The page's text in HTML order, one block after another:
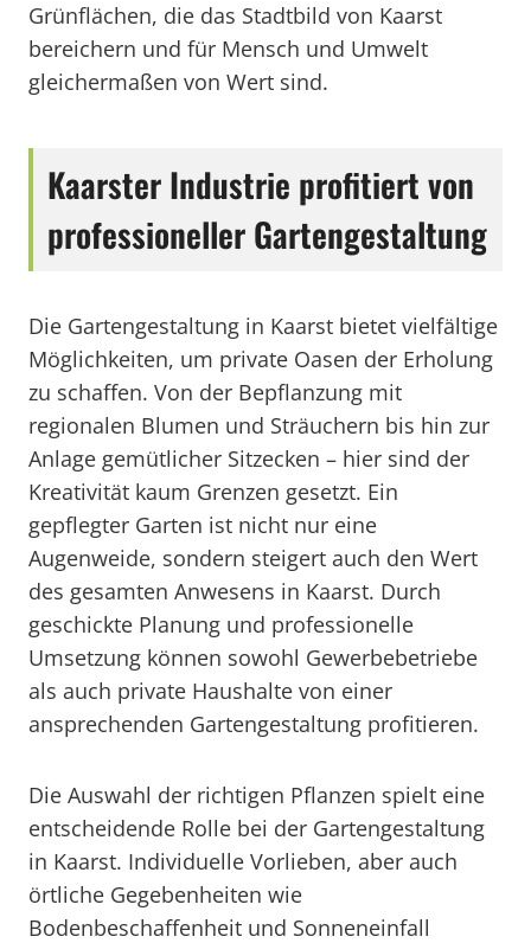
Grünflächen, die das Stadtbild von Kaarst
bereichern und für Mensch und Umwelt
gleichermaßen von Wert sind.
Kaarster Industrie profitiert von
professioneller Gartengestaltung
Die Gartengestaltung in Kaarst bietet vielfältige
Möglichkeiten, um private Oasen der Erholung
zu schaffen. Von der Bepflanzung mit
regionalen Blumen und Sträuchern bis hin zur
Anlage gemütlicher Sitzecken – hier sind der
Kreativität kaum Grenzen gesetzt. Ein
gepflegter Garten ist nicht nur eine
Augenweide, sondern steigert auch den Wert
des gesamten Anwesens in Kaarst. Durch
geschickte Planung und professionelle
Umsetzung können sowohl Gewerbebetriebe
als auch private Haushalte von einer
ansprechenden Gartengestaltung profitieren.
Die Auswahl der richtigen Pflanzen spielt eine
entscheidende Rolle bei der Gartengestaltung
in Kaarst. Individuelle Vorlieben, aber auch
örtliche Gegebenheiten wie
Bodenbeschaffenheit und Sonneneinfall